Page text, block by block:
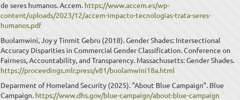
de seres humanos. Accem. https://www.accem.es/wp-
content/uploads/2023/12/accem-impacto-tecnologias-trata-seres-
humanos.pdf
Buolamwini, Joy y Tinmit Gebru (2018). Gender Shades: Intersectional
Accuracy Disparities in Commercial Gender Classification. Conference on
Fairness, Accountability, and Transparency. Massachusetts: Gender Shades.
https://proceedings.mlr.press/v81/buolamwini18a.html
Deparment of Homeland Security (2025). "About Blue Campaign". Blue
Campaign. https://www.dhs.gov/blue-campaign/about-blue-campaign